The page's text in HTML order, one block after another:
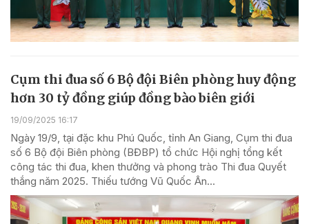
Cụm thi đua số 6 Bộ đội Biên phòng huy động
hơn 30 tỷ đồng giúp đồng bào biên giới
19/09/2025 16:17
Ngày 19/9, tại đặc khu Phú Quốc, tỉnh An Giang, Cụm thi đua
số 6 Bộ đội Biên phòng (BĐBP) tổ chức Hội nghị tổng kết
công tác thi đua, khen thưởng và phong trào Thi đua Quyết
thắng năm 2025. Thiếu tướng Vũ Quốc Ân...